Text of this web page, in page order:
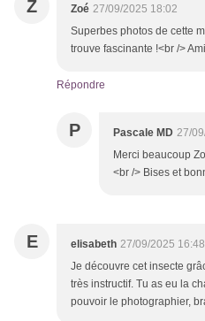
Z Zoé 27/09/2025 18:02
Superbes photos de cette
trouve fascinante !<br />
Répondre
P Pascale MD 27/
Merci beaucoup
<br /> Bises et
E elisabeth 27/09/2025 16:48
Je découvre cet insecte
très instructif. Tu as eu la
pouvoir le photographier,